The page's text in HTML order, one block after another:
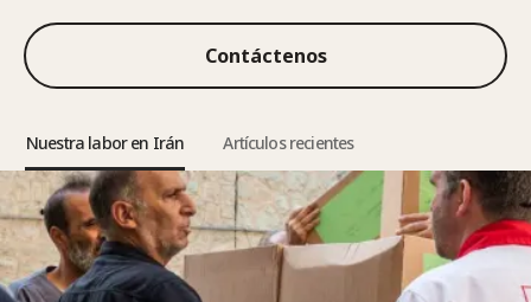
Contáctenos
Nuestra labor en Irán Artículos recientes